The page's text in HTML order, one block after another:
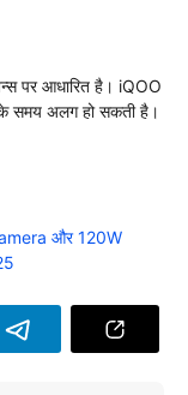
पर आधारित है। iQOO
समय अलग हो सकती है।
और 120W